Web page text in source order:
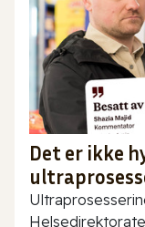
Det er ikke